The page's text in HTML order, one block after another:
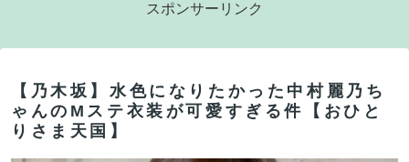
スポンサーリンク
【乃木坂】水色になりたかった中村麗乃ち
ゃんのMステ衣装が可愛すぎる件【おひと
りさま天国】